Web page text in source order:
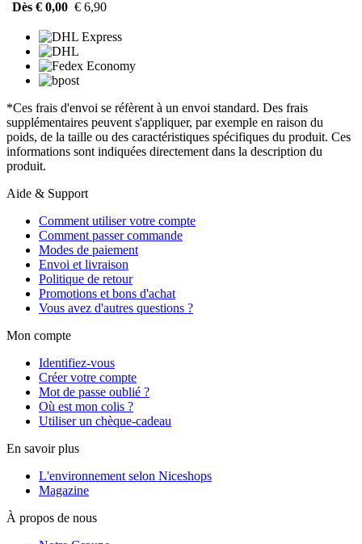
Dès € 0,00 € 6,90
*Ces frais d'envoi se réfèrent à un envoi standard. Des frais
supplémentaires peuvent s'appliquer, par exemple en raison du
poids, de la taille ou des caractéristiques spécifiques du produit. Ces
informations sont indiquées directement dans la description du
produit.
Aide & Support
Comment utiliser votre compte
Comment passer commande
Modes de paiement
Envoi et livraison
Politique de retour
Promotions et bons d'achat
Vous avez d'autres questions ?
Mon compte
Identifiez-vous
Créer votre compte
Mot de passe oublié ?
Où est mon colis ?
Utiliser un chèque-cadeau
En savoir plus
L'environnement selon Niceshops
Magazine
À propos de nous